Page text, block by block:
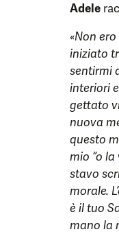
Adele
«Non
iniziato
sentirmi
interiori
gettato
nuova
questo
mio “o
stavo
morale.
è il tuo
mano la